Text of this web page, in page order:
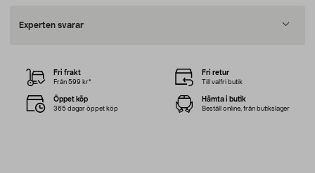
Experten svarar
Fri frakt
Från 599 kr*
Fri retur
Till valfri butik
Öppet köp
365 dagar öppet köp
Hämta i butik
Beställ online, från butikslager